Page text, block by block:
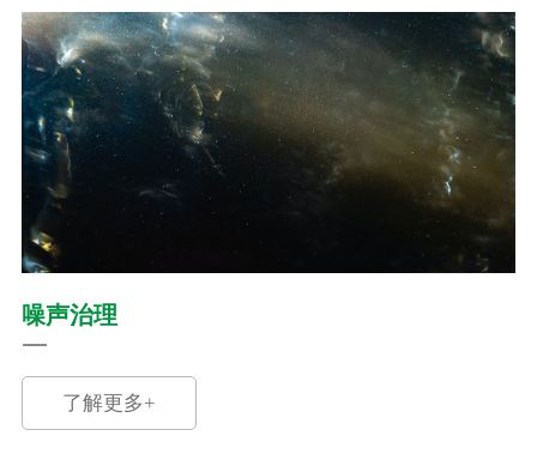
噪声治理
了解更多+